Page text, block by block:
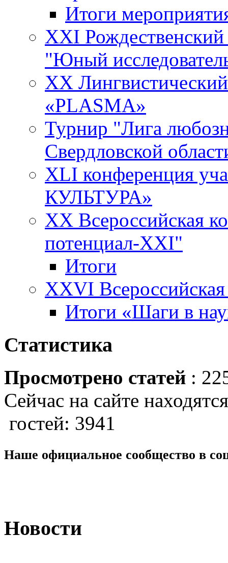
Итоги
XXI
"Юный
XX
«PLASMA»
Турнир "Лига
Свердловской
XLI конференция
КУЛЬТУРА»
XX Всероссийская
потенциал-XXI"
Итоги
XXVI
Итоги «Шаги в
Статистика
Просмотрено статей :
Сейчас на сайте
гостей: 3941
Наше официальное сообщество в
Новости